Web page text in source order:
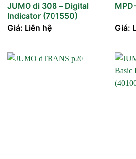
JUMO di 308 – Digital
Indicator (701550)
Giá: Liên hệ
Giá: